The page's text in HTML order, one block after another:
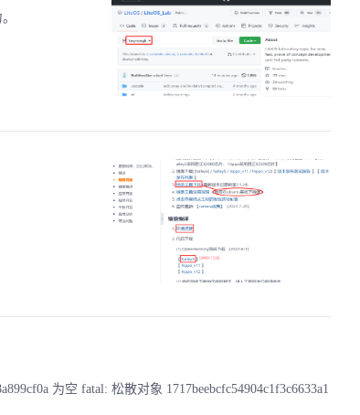
为空 fatal: 松散对象 1717beebcfc54904c1f3c6633a1